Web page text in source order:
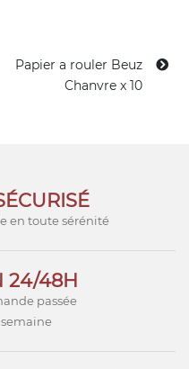
Papier a rouler Beuz
Chanvre x 10
en toute sérénité
24/48H
passée
semaine